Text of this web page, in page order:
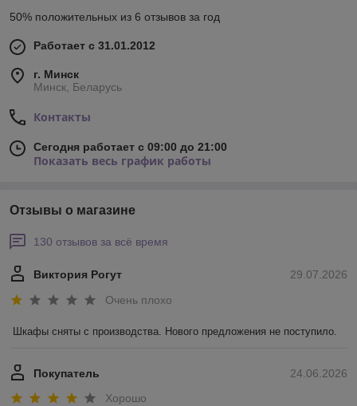
50% положительных из 6 отзывов за год
Работает с 31.01.2012
г. Минск
Минск, Беларусь
Контакты
Сегодня работает с 09:00 до 21:00
Показать весь график работы
Отзывы о магазине
130 отзывов за всё время
29.07.2026
Виктория Рогут
Очень плохо
Шкафы сняты с производства. Нового предложения не поступило.
24.06.2026
Покупатель
Хорошо